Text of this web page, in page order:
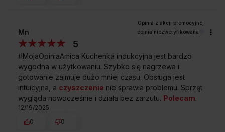
Zakup na Raty 0%
Montaż i instalacja
urządzenia
Darmowy odbiór
zużytego sprzętu
Mn opinia niezweryfikowana
5
#MojaOpiniaAmica Kuchenka indukcyjna jest bardzo
wygodna w użytkowaniu. Szybko się nagrzewa i
gotowanie zajmuje dużo mniej czasu. Obsługa jest
intuicyjna, a czyszczenie nie sprawia problemu. Sprzęt
wygląda nowocześnie i działa bez zarzutu. Polecam.
12/19/2025
0
0